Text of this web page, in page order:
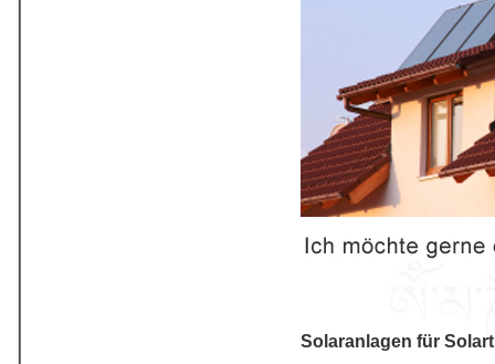
Solaranlagen für